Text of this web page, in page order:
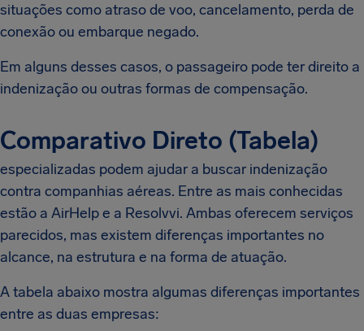
situações como atraso de voo, cancelamento, perda de
conexão ou embarque negado.
Em alguns desses casos, o passageiro pode ter direito a
indenização ou outras formas de compensação.
Comparativo Direto (Tabela)
especializadas podem ajudar a buscar indenização
contra companhias aéreas. Entre as mais conhecidas
estão a AirHelp e a Resolvvi. Ambas oferecem serviços
parecidos, mas existem diferenças importantes no
alcance, na estrutura e na forma de atuação.
A tabela abaixo mostra algumas diferenças importantes
entre as duas empresas: